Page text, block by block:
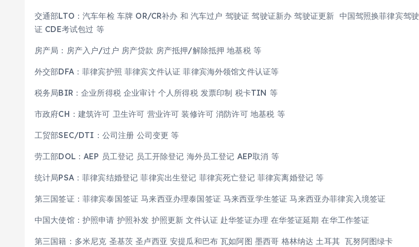
交通部LTO：汽车年检 车牌 OR/CR补办 和 汽车过户 驾驶证 驾驶证新办 驾驶证更新 中国驾照换菲律宾驾驶
证 CDE考试包过 等
房产局：房产入户/过户 房产贷款 房产抵押/解除抵押 地基税 等
外交部DFA：菲律宾护照 菲律宾文件认证 菲律宾海外领馆文件认证等
税务局BIR：企业所得税 企业审计 个人所得税 发票印制 税卡TIN 等
市政府CH：建筑许可 卫生许可 营业许可 装修许可 消防许可 地基税 等
工贸部SEC/DTI：公司注册 公司变更 等
劳工部DOL：AEP 员工登记 员工开除登记 海外员工登记 AEP取消 等
统计局PSA：菲律宾结婚登记 菲律宾出生登记 菲律宾死亡登记 菲律宾离婚登记 等
第三国签证：菲律宾泰国签证 马来西亚办理泰国签证 马来西亚学生签证 马来西亚办菲律宾入境签证
中国大使馆：护照申请 护照补发 护照更新 文件认证 赴华签证办理 在华签证延期 在华工作签证
第三国籍：多米尼克 圣基茨 圣卢西亚 安提瓜和巴布 瓦如阿图 墨西哥 格林纳达 土耳其 瓦努阿图绿卡